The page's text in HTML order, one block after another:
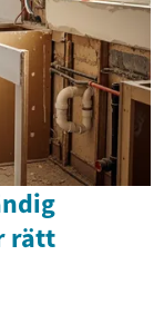
rätt